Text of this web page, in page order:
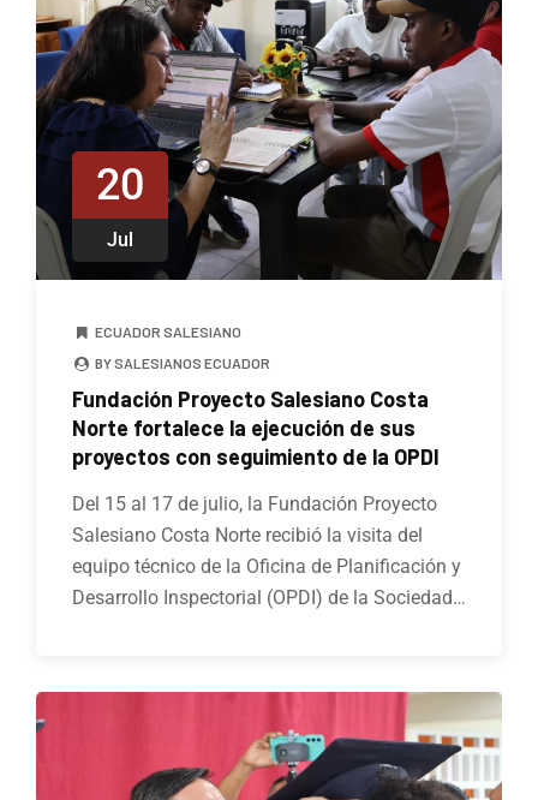
20
Jul
ECUADOR SALESIANO
BY SALESIANOS ECUADOR
Fundación Proyecto Salesiano Costa
Norte fortalece la ejecución de sus
proyectos con seguimiento de la OPDI
Del 15 al 17 de julio, la Fundación Proyecto
Salesiano Costa Norte recibió la visita del
equipo técnico de la Oficina de Planificación y
Desarrollo Inspectorial (OPDI) de la Sociedad…